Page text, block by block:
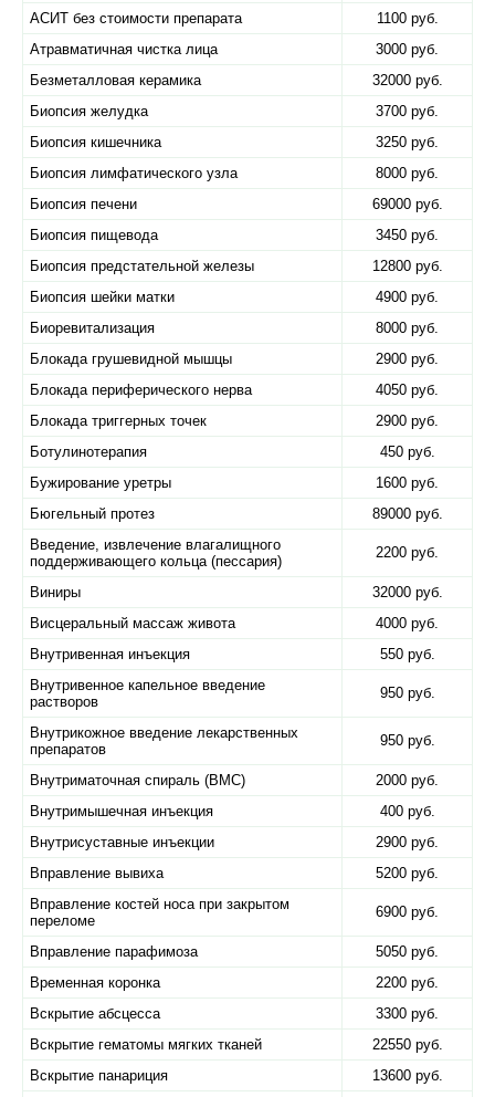
АСИТ без стоимости препарата
1100 руб.
Атравматичная чистка лица
3000 руб.
Безметалловая керамика
32000 руб.
Биопсия желудка
3700 руб.
Биопсия кишечника
3250 руб.
Биопсия лимфатического узла
8000 руб.
Биопсия печени
69000 руб.
Биопсия пищевода
3450 руб.
Биопсия предстательной железы
12800 руб.
Биопсия шейки матки
4900 руб.
Биоревитализация
8000 руб.
Блокада грушевидной мышцы
2900 руб.
Блокада периферического нерва
4050 руб.
Блокада триггерных точек
2900 руб.
Ботулинотерапия
450 руб.
Бужирование уретры
1600 руб.
Бюгельный протез
89000 руб.
Введение, извлечение влагалищного
поддерживающего кольца (пессария)
2200 руб.
Виниры
32000 руб.
Висцеральный массаж живота
4000 руб.
Внутривенная инъекция
550 руб.
Внутривенное капельное введение
растворов
950 руб.
Внутрикожное введение лекарственных
препаратов
950 руб.
Внутриматочная спираль (ВМС)
2000 руб.
Внутримышечная инъекция
400 руб.
Внутрисуставные инъекции
2900 руб.
Вправление вывиха
5200 руб.
Вправление костей носа при закрытом
переломе
6900 руб.
Вправление парафимоза
5050 руб.
Временная коронка
2200 руб.
Вскрытие абсцесса
3300 руб.
Вскрытие гематомы мягких тканей
22550 руб.
Вскрытие панариция
13600 руб.